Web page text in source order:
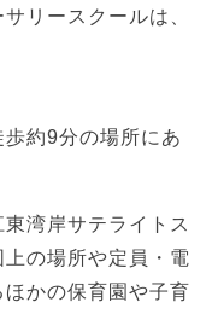
リースクールは、
歩約9分の場所にあ
湾岸サテライトス
の場所や定員・電
かの保育園や子育